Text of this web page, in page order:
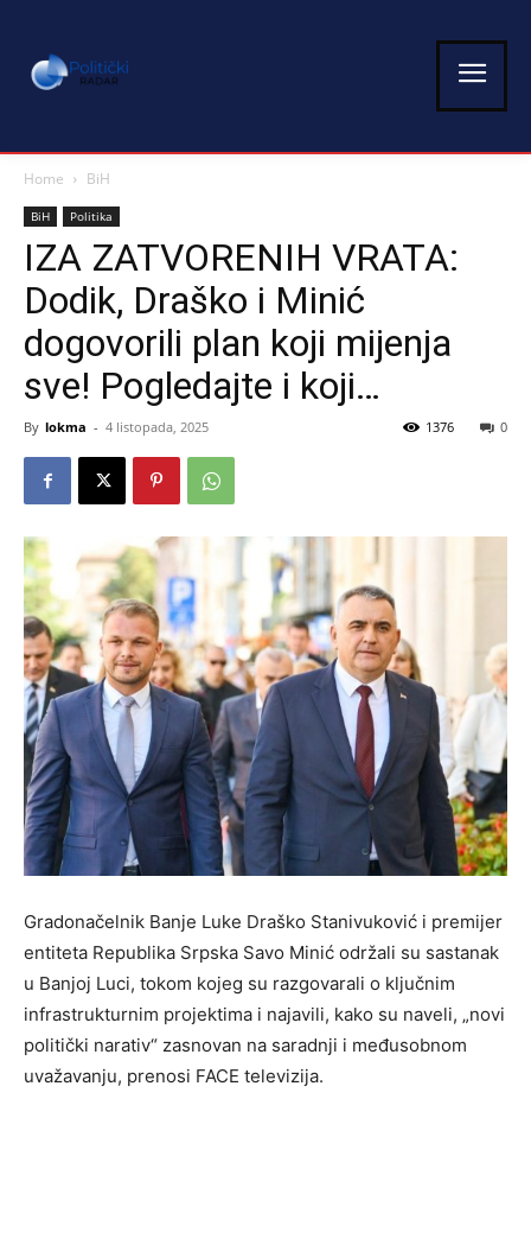
Home BiH
BiH Politika
IZA ZATVORENIH VRATA:
Dodik, Draško i Minić
dogovorili plan koji mijenja
sve! Pogledajte i koji…
By lokma - 4 listopada, 2025 0
1376
Gradonačelnik Banje Luke Draško Stanivuković i premijer
entiteta Republika Srpska Savo Minić održali su sastanak
u Banjoj Luci, tokom kojeg su razgovarali o ključnim
infrastrukturnim projektima i najavili, kako su naveli, „novi
politički narativ“ zasnovan na saradnji i međusobnom
uvažavanju, prenosi FACE televizija.